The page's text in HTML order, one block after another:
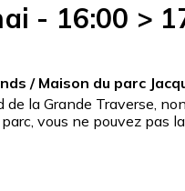
- 16:00 >
/ Maison du parc
la Grande Traverse,
vous ne pouvez pas